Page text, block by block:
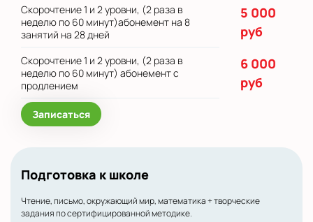
Скорочтение 1 и 2 уровни, (2 раза в
неделю по 60 минут)абонемент на 8
занятий на 28 дней
5 000
руб
Скорочтение 1 и 2 уровни, (2 раза в
неделю по 60 минут) абонемент с
продлением
6 000
руб
Записаться
Подготовка к школе
Чтение, письмо, окружающий мир, математика + творческие
задания по сертифицированной методике.